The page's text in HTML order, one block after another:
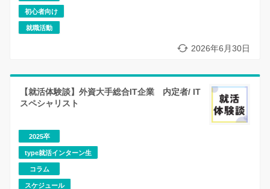
初心者向け
就職活動
2026年6月30日
【就活体験談】外資大手総合IT企業 内定者/ IT
スペシャリスト
2025卒
type就活インターン生
コラム
スケジュール